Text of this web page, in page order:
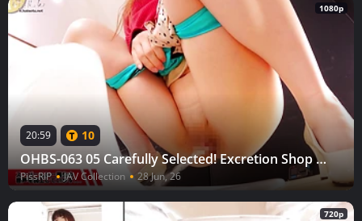
1080p
20:59 10
OHBS-063 05 Carefully Selected! Excretion Shop LEGACY: The Best of Extreme Urination - Last-Minute Edition [Chapter Compatible]
PissRIP JAV Collection 28 Jun, 26
720p